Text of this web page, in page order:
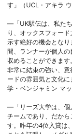
す」（UCL・アキラ
―「UK駅伝は、私た
り、オックスフォー
示す絶好の機会とな
間、ランナーが個人
収めることができます
非常に結束の強い、
ードの雰囲気と文化
学・ベンジャミン マッ
―「リーズ大学は、個
チームであり、だか
す。昨年の4位入賞は